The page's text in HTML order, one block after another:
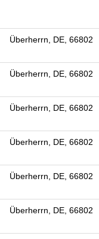
Überherrn, DE, 66802
Überherrn, DE, 66802
Überherrn, DE, 66802
Überherrn, DE, 66802
Überherrn, DE, 66802
Überherrn, DE, 66802